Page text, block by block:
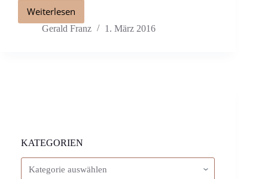
Weiterlesen
Gerald Franz 1. März 2016
KATEGORIEN